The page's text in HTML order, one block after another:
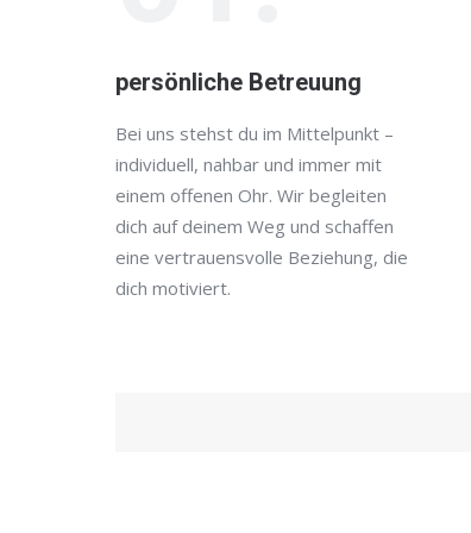
persönliche Betreuung
Bei uns stehst du im Mittelpunkt –
individuell, nahbar und immer mit
einem offenen Ohr. Wir begleiten
dich auf deinem Weg und schaffen
eine vertrauensvolle Beziehung, die
dich motiviert.